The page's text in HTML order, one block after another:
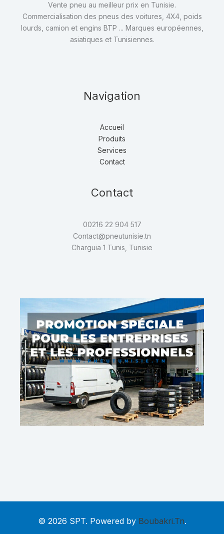
Vente pneu au meilleur prix en Tunisie.
Commercialisation des pneus des voitures, 4X4, poids
lourds, camion et engins BTP ... Marques européennes,
asiatiques et Tunisiennes.
Navigation
Accueil
Produits
Services
Contact
Contact
00216 22 904 517
Contact@pneutunisie.tn
Charguia 1 Tunis, Tunisie
© 2026 SPT. Powered by Boubakri.Tn.